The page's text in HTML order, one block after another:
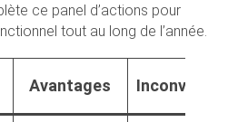
ce panel d’actions pour
tout au long de l’année.
Avantages